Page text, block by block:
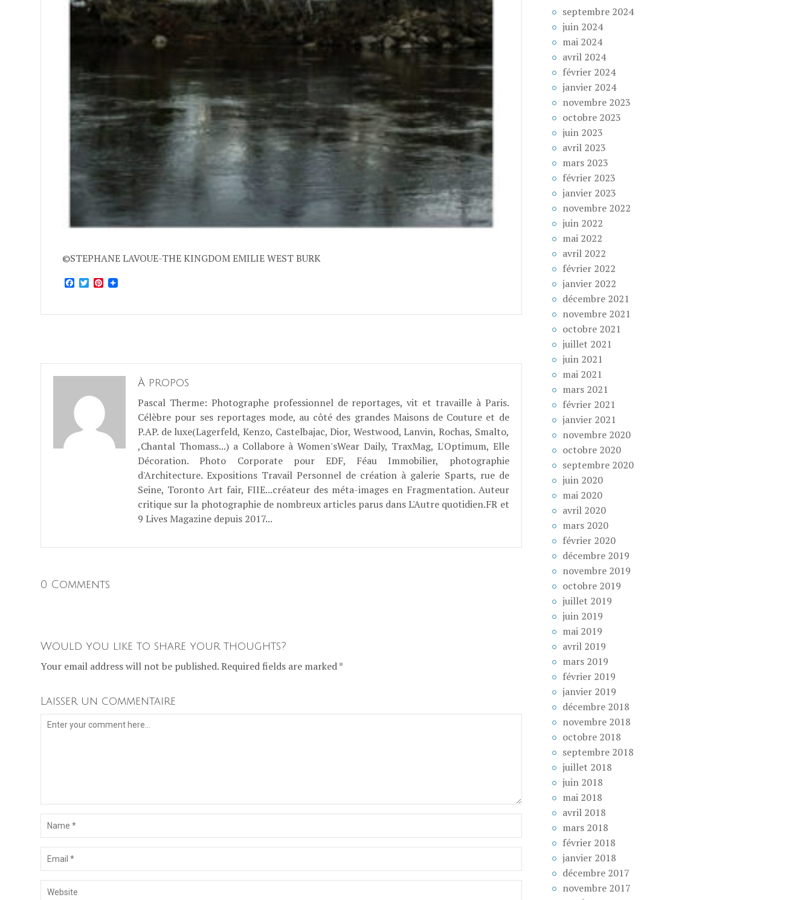
©STEPHANE LAVOUE-THE KINGDOM EMILIE WEST BURK
Facebook
TwitterPinterest
À propos
Pascal Therme: Photographe professionnel de reportages, vit et travaille à Paris.
Célèbre pour ses reportages mode, au côté des grandes Maisons de Couture et de
P.AP. de luxe(Lagerfeld, Kenzo, Castelbajac, Dior, Westwood, Lanvin, Rochas, Smalto,
,Chantal Thomass...) a Collabore à Women'sWear Daily, TraxMag, L'Optimum, Elle
Décoration. Photo Corporate pour EDF, Féau Immobilier, photographie
d'Architecture. Expositions Travail Personnel de création à galerie Sparts, rue de
Seine, Toronto Art fair, FIIE...créateur des méta-images en Fragmentation. Auteur
critique sur la photographie de nombreux articles parus dans L'Autre quotidien.FR et
9 Lives Magazine depuis 2017...
0 Comments
Would you like to share your thoughts?
Your email address will not be published. Required fields are marked *
Laisser un commentaire
septembre 2024
juin 2024
mai 2024
avril 2024
février 2024
janvier 2024
novembre 2023
octobre 2023
juin 2023
avril 2023
mars 2023
février 2023
janvier 2023
novembre 2022
juin 2022
mai 2022
avril 2022
février 2022
janvier 2022
décembre 2021
novembre 2021
octobre 2021
juillet 2021
juin 2021
mai 2021
mars 2021
février 2021
janvier 2021
novembre 2020
octobre 2020
septembre 2020
juin 2020
mai 2020
avril 2020
mars 2020
février 2020
décembre 2019
novembre 2019
octobre 2019
juillet 2019
juin 2019
mai 2019
avril 2019
mars 2019
février 2019
janvier 2019
décembre 2018
novembre 2018
octobre 2018
septembre 2018
juillet 2018
juin 2018
mai 2018
avril 2018
mars 2018
février 2018
janvier 2018
décembre 2017
novembre 2017